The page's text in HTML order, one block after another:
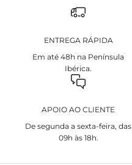
ENTREGA RÁPIDA
Em até 48h na Península
Ibérica.
APOIO AO CLIENTE
De segunda a sexta-feira, das
09h às 18h.